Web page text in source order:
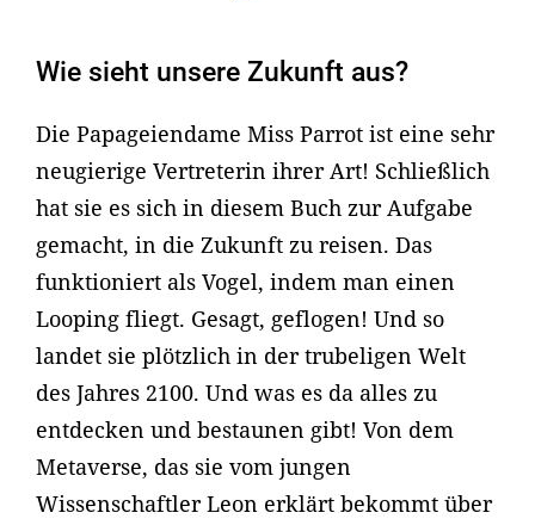
Wie sieht unsere Zukunft aus?
Die Papageiendame Miss Parrot ist eine sehr
neugierige Vertreterin ihrer Art! Schließlich
hat sie es sich in diesem Buch zur Aufgabe
gemacht, in die Zukunft zu reisen. Das
funktioniert als Vogel, indem man einen
Looping fliegt. Gesagt, geflogen! Und so
landet sie plötzlich in der trubeligen Welt
des Jahres 2100. Und was es da alles zu
entdecken und bestaunen gibt! Von dem
Metaverse, das sie vom jungen
Wissenschaftler Leon erklärt bekommt über